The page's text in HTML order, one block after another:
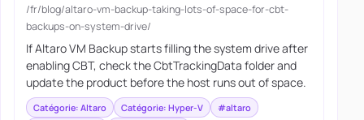
/fr/blog/altaro-vm-backup-taking-lots-of-space-for-cbt-
backups-on-system-drive/
If Altaro VM Backup starts filling the system drive after
enabling CBT, check the CbtTrackingData folder and
update the product before the host runs out of space.
Catégorie: Altaro Catégorie: Hyper-V
#altaro